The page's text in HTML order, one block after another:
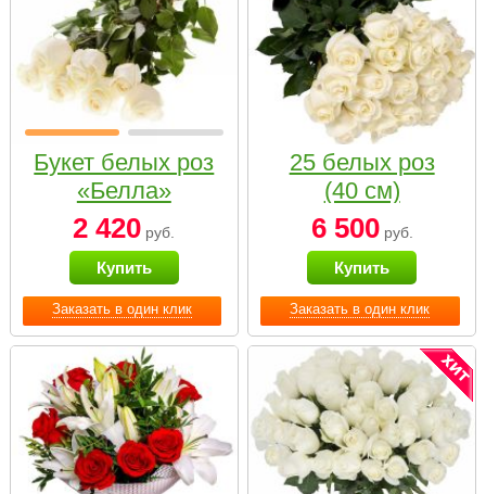
Заказать в один клик
Букет белых роз
«Белла»
2 420 руб.
Купить
Заказать в один клик
25 белых роз
(40 см)
6 500руб.
Купить